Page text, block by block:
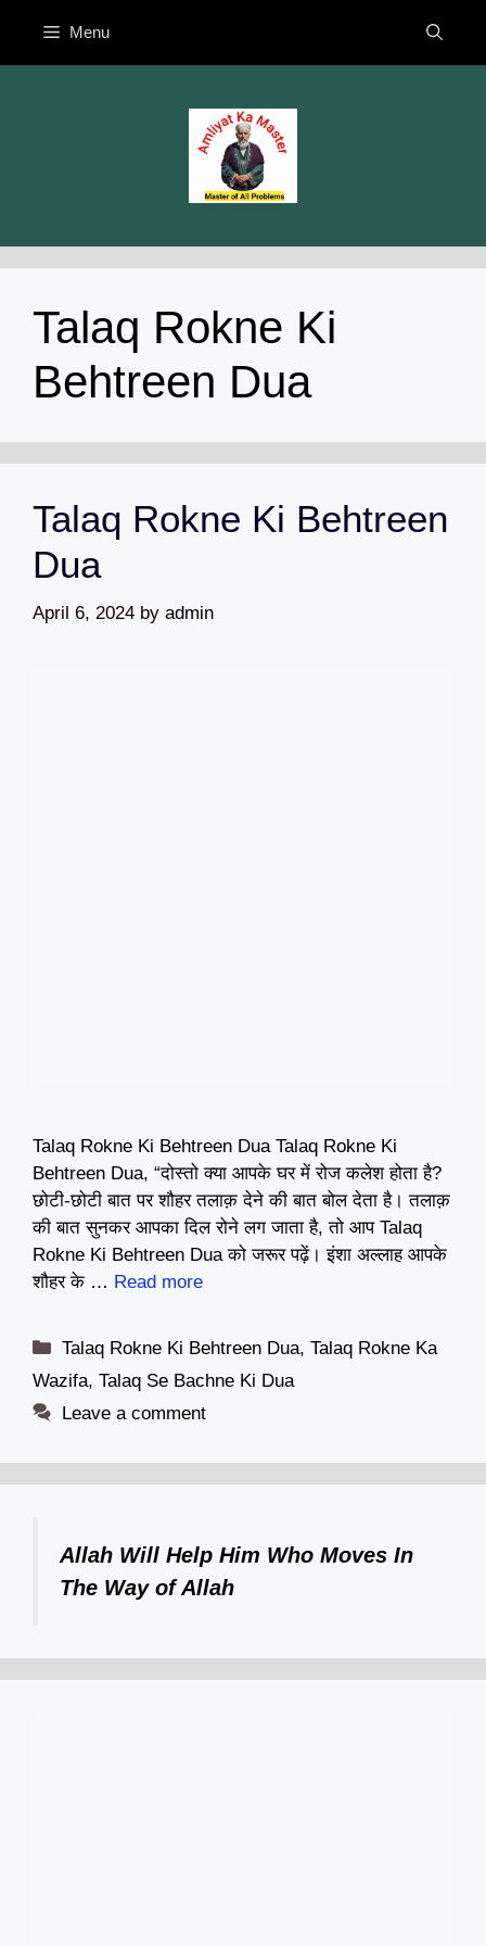
content
Menu
Talaq Rokne Ki
Behtreen Dua
Talaq Rokne Ki Behtreen
Dua
April 6, 2024 by admin
Talaq Rokne Ki Behtreen Dua Talaq Rokne Ki
Behtreen Dua, “दोस्तो क्या आपके घर में रोज कलेश होता है?
छोटी-छोटी बात पर शौहर तलाक़ देने की बात बोल देता है। तलाक़
की बात सुनकर आपका दिल रोने लग जाता है, तो आप Talaq
Rokne Ki Behtreen Dua को जरूर पढ़ें। इंशा अल्लाह आपके
शौहर के … Read more
Categories
Talaq Rokne Ki Behtreen Dua,Talaq Rokne Ka
Wazifa, Talaq Se Bachne Ki Dua
Leave a comment
Allah Will Help Him Who Moves In
The Way of Allah